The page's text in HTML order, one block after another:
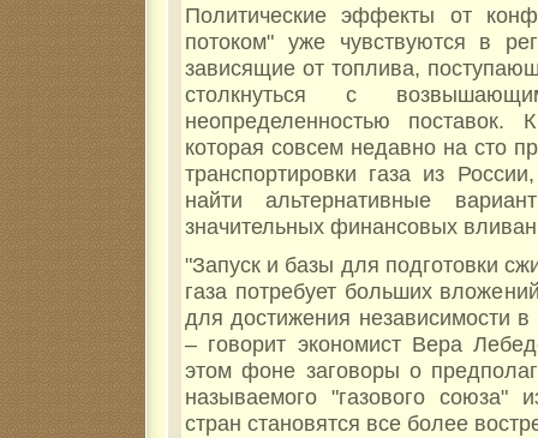
Политические эффекты от
потоком" уже чувствуются в
зависящие от топлива,
столкнуться с
неопределенностью поставок.
которая совсем недавно на сто
транспортировки газа из
найти альтернативные
значительных финансовых
"Запуск и базы для подготовки
газа потребует больших
для достижения независимости в
– говорит экономист Вера
этом фоне заговоры о
называемого "газового союза"
стран становятся все более